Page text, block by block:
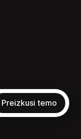
Preizkusi temo